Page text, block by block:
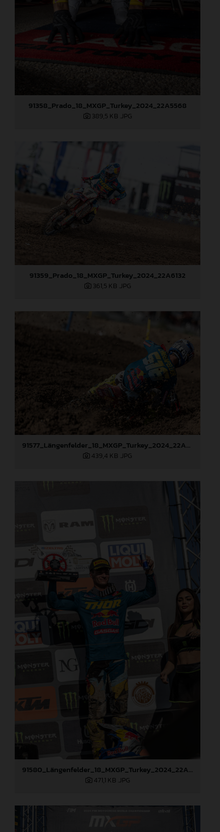
91358_Prado_18_MXGP_Turkey_2024_22A5568
389,5 KB .JPG
91359_Prado_18_MXGP_Turkey_2024_22A6132
361,5 KB .JPG
91577_Längenfelder_18_MXGP_Turkey_2024_22A2171
439,4 KB .JPG
91580_Längenfelder_18_MXGP_Turkey_2024_22A3259
471,1 KB .JPG